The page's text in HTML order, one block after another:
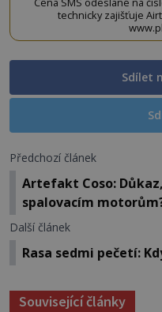
technicky zajišťuje
Sdílet
Předchozí článek
Artefakt Coso:
spalovacím
Další článek
Rasa sedmi pečetí:
Související články